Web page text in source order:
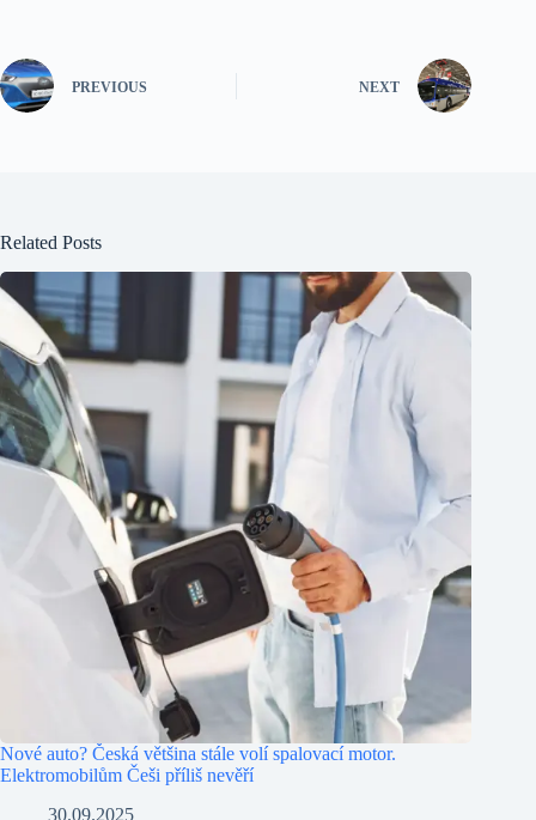
PREVIOUS NEXT
Related Posts
Nové auto? Česká většina stále volí spalovací motor.
Elektromobilům Češi příliš nevěří
30.09.2025